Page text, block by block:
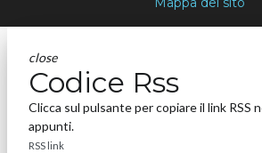
close
Codice Rss
Clicca sul pulsante per copiare il link RSS
appunti.
RSS link